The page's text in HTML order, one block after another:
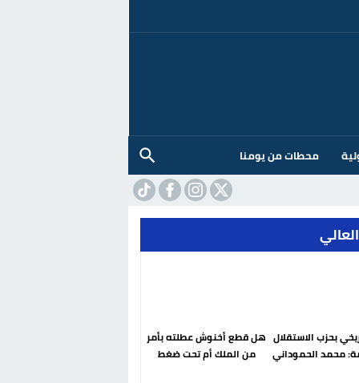
محطات من يومنا
بحزب الاستقلال
محمد الحموداني
هل قطع أخنوش عطلته بأمر
من الملك أم تحت ضغط